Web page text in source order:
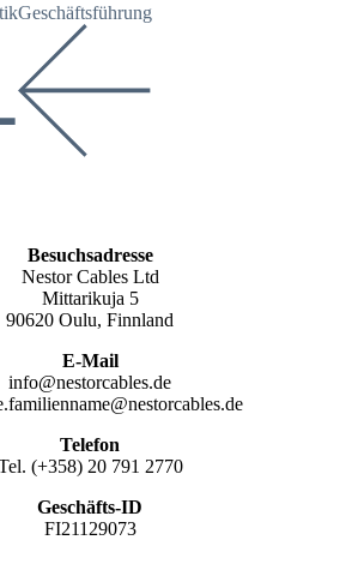
Geschäftsführung
Besuchsadresse
Nestor Cables Ltd
Mittarikuja 5
90620 Oulu, Finnland
E-Mail
info@nestorcables.de
Telefon
(+358) 20 791 2770
Geschäfts-ID
FI21129073